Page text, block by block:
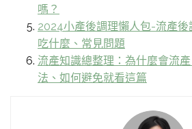
嗎？
2024小產後調理懶人包-流產後
吃什麼、常見問題
流產知識總整理：為什麼會流
法、如何避免就看這篇